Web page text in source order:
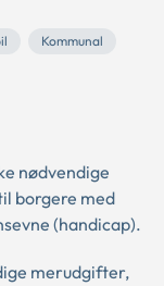
Kommunal
nødvendige
borgere med
(handicap).
merudgifter,